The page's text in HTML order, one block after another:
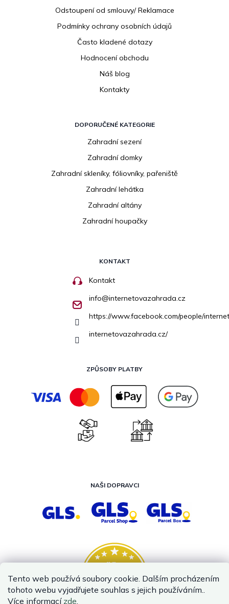
Tento web používá soubory cookie. Dalším procházením
tohoto webu vyjadřujete souhlas s jejich používáním..
Více informací zde.
Odstoupení od smlouvy/ Reklamace
Podmínky ochrany osobních údajů
Často kladené dotazy
Hodnocení obchodu
Náš blog
Kontakty
DOPORUČENÉ KATEGORIE
Zahradní sezení
Zahradní domky
Zahradní skleníky, fóliovníky, pařeniště
Zahradní lehátka
Zahradní altány
Zahradní houpačky
KONTAKT
Kontakt
info@internetovazahrada.cz
https://www.facebook.com/people/
internetovazahrada.cz/
ZPŮSOBY PLATBY
NAŠI DOPRAVCI